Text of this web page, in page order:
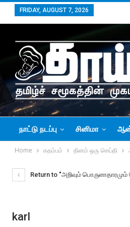
FRIDAY, AUGUST 7, 2026
நாட்டு நடப்பு சினிமா
Home கதம்பம் தினம் ஒரு செய்தி
Return to "அறிவும்
karl